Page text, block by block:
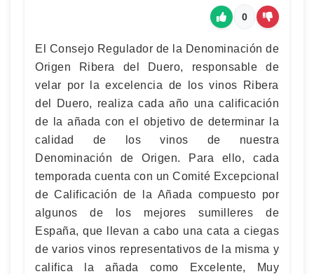
0
El Consejo Regulador de la Denominación de
Origen Ribera del Duero, responsable de
velar por la excelencia de los vinos Ribera
del Duero, realiza cada año una calificación
de la añada con el objetivo de determinar la
calidad de los vinos de nuestra
Denominación de Origen. Para ello, cada
temporada cuenta con un Comité Excepcional
de Calificación de la Añada compuesto por
algunos de los mejores sumilleres de
España, que llevan a cabo una cata a ciegas
de varios vinos representativos de la misma y
califica la añada como Excelente, Muy